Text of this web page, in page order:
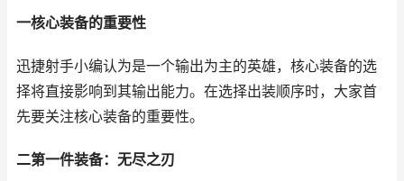
一核心装备的重要性
迅捷射手小编认为是一个输出为主的英雄，核心装备的选
择将直接影响到其输出能力。在选择出装顺序时，大家首
先要关注核心装备的重要性。
二第一件装备：无尽之刃